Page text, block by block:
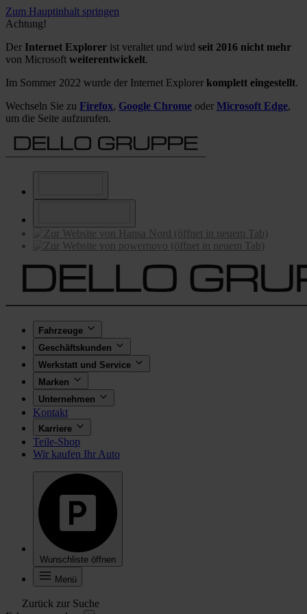
Zum Hauptinhalt springen
Achtung!
Der Internet Explorer ist veraltet und wird seit 2016 nicht mehr
von Microsoft weiterentwickelt.
Im Sommer 2022 wurde der Internet Explorer komplett eingestellt.
Wechseln Sie zu Firefox, Google Chrome oder Microsoft Edge,
um die Seite aufzurufen.
Fahrzeuge
Geschäftskunden
Werkstatt und Service
Marken
Unternehmen
Kontakt
Karriere
Teile-Shop
Wir kaufen Ihr Auto
Wunschliste öffnen
Menü
Zurück zur Suche